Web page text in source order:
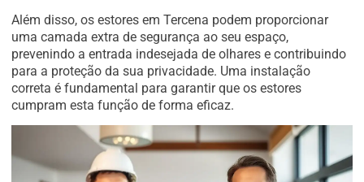
Além disso, os estores em Tercena podem proporcionar
uma camada extra de segurança ao seu espaço,
prevenindo a entrada indesejada de olhares e contribuindo
para a proteção da sua privacidade. Uma instalação
correta é fundamental para garantir que os estores
cumpram esta função de forma eficaz.